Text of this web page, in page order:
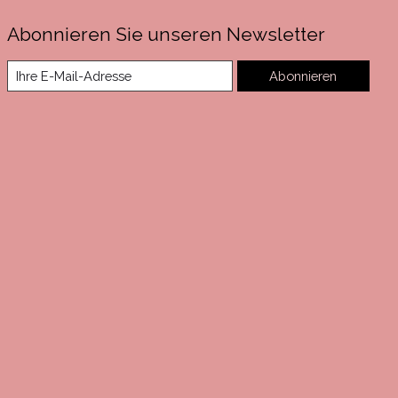
Abonnieren Sie unseren Newsletter
Abonnieren